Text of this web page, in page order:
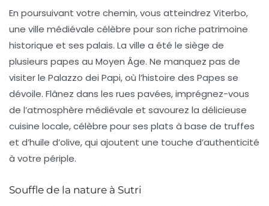
En poursuivant votre chemin, vous atteindrez Viterbo,
une ville médiévale célèbre pour son riche patrimoine
historique et ses palais. La ville a été le siège de
plusieurs papes au Moyen Âge. Ne manquez pas de
visiter le Palazzo dei Papi, où l’histoire des Papes se
dévoile. Flânez dans les rues pavées, imprégnez-vous
de l’atmosphère médiévale et savourez la délicieuse
cuisine locale, célèbre pour ses plats à base de truffes
et d’huile d’olive, qui ajoutent une touche d’authenticité
à votre périple.
Souffle de la nature à Sutri